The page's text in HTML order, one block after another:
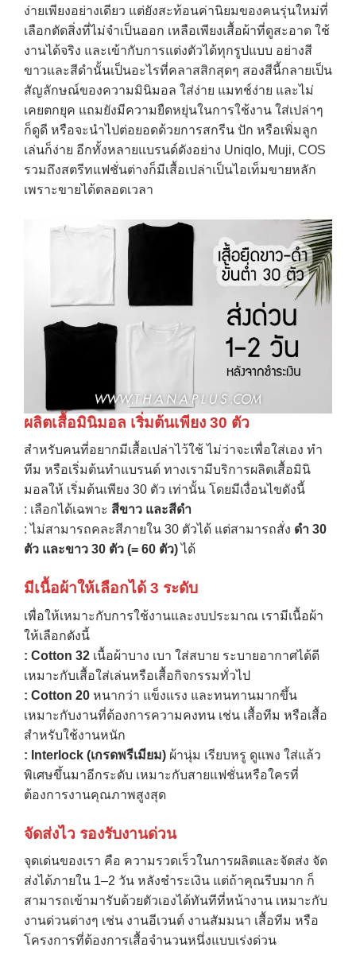
ง่ายเพียงอย่างเดียว แต่ยังสะท้อนค่านิยมของคนรุ่นใหม่ที่
เลือกตัดสิ่งที่ไม่จำเป็นออก เหลือเพียงเสื้อผ้าที่ดูสะอาด ใช้
งานได้จริง และเข้ากับการแต่งตัวได้ทุกรูปแบบ อย่างสี
ขาวและสีดำนั้นเป็นอะไรที่คลาสสิกสุดๆ สองสีนี้กลายเป็น
สัญลักษณ์ของความมินิมอล ใส่ง่าย แมทช์ง่าย และไม่
เคยตกยุค แถมยังมีความยืดหยุ่นในการใช้งาน ใส่เปล่าๆ
ก็ดูดี หรือจะนำไปต่อยอดด้วยการสกรีน ปัก หรือเพิ่มลูก
เล่นก็ง่าย อีกทั้งหลายแบรนด์ดังอย่าง Uniqlo, Muji, COS
รวมถึงสตรีทแฟชั่นต่างก็มีเสื้อเปล่าเป็นไอเท็มขายหลัก
เพราะขายได้ตลอดเวลา
ผลิตเสื้อมินิมอล เริ่มต้นเพียง 30 ตัว
สำหรับคนที่อยากมีเสื้อเปล่าไว้ใช้ ไม่ว่าจะเพื่อใส่เอง ทำ
ทีม หรือเริ่มต้นทำแบรนด์ ทางเรามีบริการผลิตเสื้อมินิ
มอลให้ เริ่มต้นเพียง 30 ตัว เท่านั้น โดยมีเงื่อนไขดังนี้
: เลือกได้เฉพาะ สีขาว และสีดำ
: ไม่สามารถคละสีภายใน 30 ตัวได้ แต่สามารถสั่ง ดำ 30
ตัว และขาว 30 ตัว (= 60 ตัว)ได้
มีเนื้อผ้าให้เลือกได้ 3 ระดับ
เพื่อให้เหมาะกับการใช้งานและงบประมาณ เรามีเนื้อผ้า
ให้เลือกดังนี้
: Cotton 32 เนื้อผ้าบาง เบา ใส่สบาย ระบายอากาศได้ดี
เหมาะกับเสื้อใส่เล่นหรือเสื้อกิจกรรมทั่วไป
: Cotton 20 หนากว่า แข็งแรง และทนทานมากขึ้น
เหมาะกับงานที่ต้องการความคงทน เช่น เสื้อทีม หรือเสื้อ
สำหรับใช้งานหนัก
: Interlock (เกรดพรีเมียม) ผ้านุ่ม เรียบหรู ดูแพง ใส่แล้ว
พิเศษขึ้นมาอีกระดับ เหมาะกับสายแฟชั่นหรือใครที่
ต้องการงานคุณภาพสูงสุด
จัดส่งไว รองรับงานด่วน
จุดเด่นของเรา คือ ความรวดเร็วในการผลิตและจัดส่ง จัด
ส่งได้ภายใน 1–2 วัน หลังชำระเงิน แต่ถ้าคุณรีบมาก ก็
สามารถเข้ามารับด้วยตัวเองได้ทันทีที่หน้างาน เหมาะกับ
งานด่วนต่างๆ เช่น งานอีเวนต์ งานสัมมนา เสื้อทีม หรือ
โครงการที่ต้องการเสื้อจำนวนหนึ่งแบบเร่งด่วน